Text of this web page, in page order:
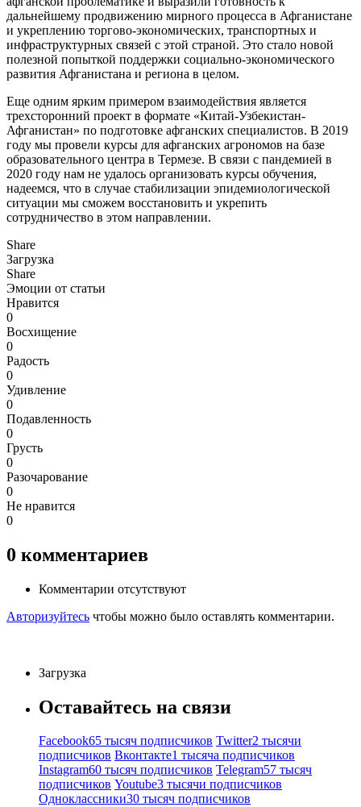
дальнейшему продвижению мирного процесса в Афганистане
и укреплению торгово-экономических, транспортных и
инфраструктурных связей с этой страной. Это стало новой
полезной попыткой поддержки социально-экономического
развития Афганистана и региона в целом.
Еще одним ярким примером взаимодействия является
трехсторонний проект в формате «Китай-Узбекистан-
Афганистан» по подготовке афганских специалистов. В 2019
году мы провели курсы для афганских агрономов на базе
образовательного центра в Термезе. В связи с пандемией в
2020 году нам не удалось организовать курсы обучения,
надеемся, что в случае стабилизации эпидемиологической
ситуации мы сможем восстановить и укрепить
сотрудничество в этом направлении.
Share
Загрузка
Share
Эмоции от статьи
Нравится
0
Восхищение
0
Радость
0
Удивление
0
Подавленность
0
Грусть
0
Разочарование
0
Не нравится
0
0 комментариев
Комментарии отсутствуют
Авторизуйтесь чтобы можно было оставлять комментарии.
Загрузка
Оставайтесь на связи
Facebook65 тысяч подписчиков Twitter2 тысячи
подписчиков Вконтакте1 тысяча подписчиков
Instagram60 тысяч подписчиков Telegram57 тысяч
подписчиков Youtube3 тысячи подписчиков
Одноклассники30 тысяч подписчиков